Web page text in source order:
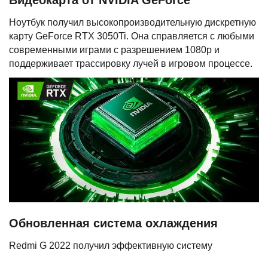
Ноутбук получил высокопроизводительную дискретную
карту GeForce RTX 3050Ti. Она справляется с любыми
современными играми с разрешением 1080p и
поддерживает трассировку лучей в игровом процессе.
Обновленная система охлаждения
Redmi G 2022 получил эффективную систему